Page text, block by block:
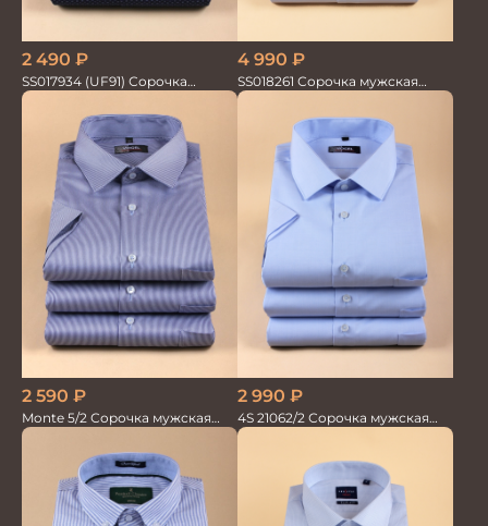
2 490 ₽
SS017934 (UF91) Сорочка
мужская кор. рук. GROSTYLE
4 990 ₽
SS018261 Сорочка мужская
кор.рукав GROSTYLE TRENDY
2 590 ₽
Monte 5/2 Сорочка мужская
кор.рукав
2 990 ₽
4S 21062/2 Сорочка мужская
кор.рукав бамбук